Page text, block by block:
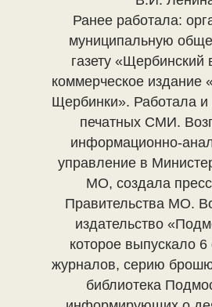
Ранее работала:
муниципальную
газету «Щербинский
коммерческое издание
Щербинки». Работала и
печатных СМИ.
информационно-
управление в
МО, создала
Правительства МО.
издательство
которое выпускало
журналов, серию
библиотека